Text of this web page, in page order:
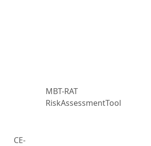
CE-
MBT-RAT
RiskAssessmentTool